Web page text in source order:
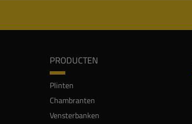
PRODUCTEN
Plinten
Chambranten
Vensterbanken